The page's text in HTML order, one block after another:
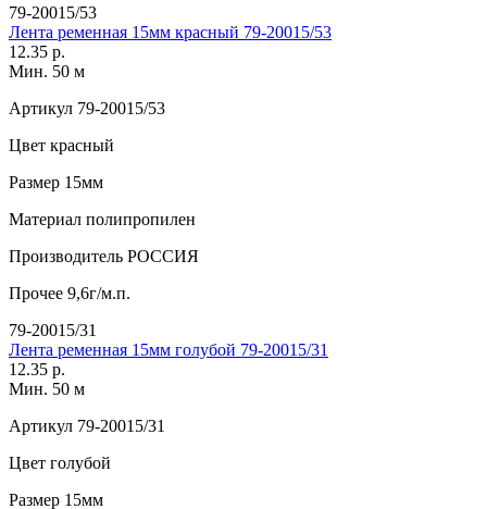
79-20015/53
Лента ременная 15мм красный 79-20015/53
12.35 р.
Мин. 50 м
Артикул 79-20015/53
Цвет красный
Размер 15мм
Материал полипропилен
Производитель РОССИЯ
Прочее 9,6г/м.п.
79-20015/31
Лента ременная 15мм голубой 79-20015/31
12.35 р.
Мин. 50 м
Артикул 79-20015/31
Цвет голубой
Размер 15мм